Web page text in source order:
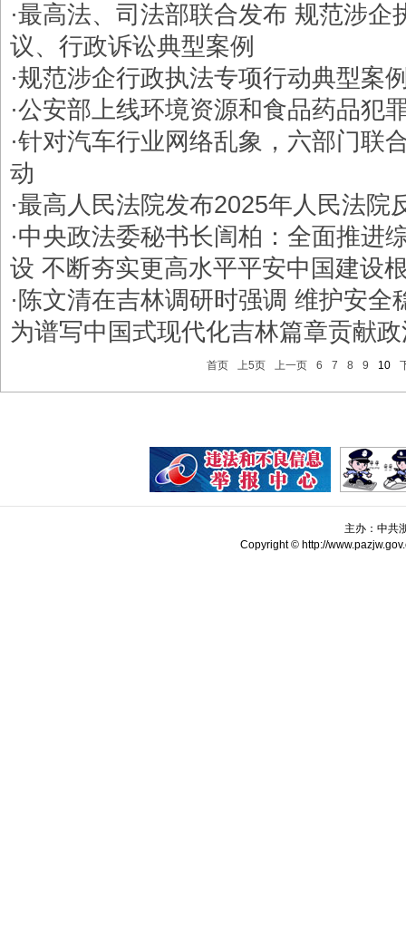
·最高法、司法部联合发布 规范涉企
议、行政诉讼典型案例
·规范涉企行政执法专项行动典型案
·公安部上线环境资源和食品药品犯
·针对汽车行业网络乱象，六部门联
动
·最高人民法院发布2025年人民法院
·中央政法委秘书长訚柏：全面推进
设 不断夯实更高水平平安中国建设
· 陈文清在吉林调研时强调 维护安全
为谱写中国式现代化吉林篇章贡献
首页 上5页 上一页 6 7 8 9 10
主办：中共
Copyright © http://